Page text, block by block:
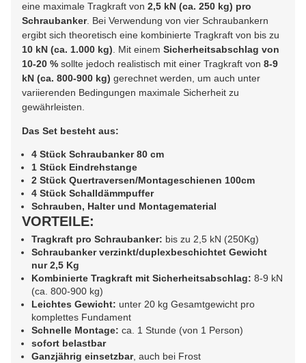
eine maximale Tragkraft von 2,5 kN (ca. 250 kg) pro
Schraubanker. Bei Verwendung von vier Schraubankern
ergibt sich theoretisch eine kombinierte Tragkraft von bis zu
10 kN (ca. 1.000 kg). Mit einem Sicherheitsabschlag von
10-20 % sollte jedoch realistisch mit einer Tragkraft von 8-9
kN (ca. 800-900 kg) gerechnet werden, um auch unter
variierenden Bedingungen maximale Sicherheit zu
gewährleisten.
Das Set besteht aus:
4 Stück Schraubanker 80 cm
1 Stück Eindrehstange
2 Stück Quertraversen/Montageschienen 100cm
4 Stück Schalldämmpuffer
Schrauben, Halter und Montagematerial
VORTEILE:
Tragkraft pro Schraubanker: bis zu 2,5 kN (250Kg)
Schraubanker verzinkt/duplexbeschichtet Gewicht
nur 2,5 Kg
Kombinierte Tragkraft mit Sicherheitsabschlag: 8-9 kN
(ca. 800-900 kg)
Leichtes Gewicht: unter 20 kg Gesamtgewicht pro
komplettes Fundament
Schnelle Montage: ca. 1 Stunde (von 1 Person)
sofort belastbar
Ganzjährig einsetzbar, auch bei Frost